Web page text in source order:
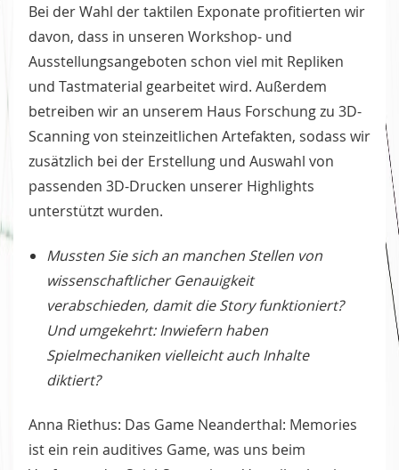
Bei der Wahl der taktilen Exponate profitierten wir
davon, dass in unseren Workshop- und
Ausstellungsangeboten schon viel mit Repliken
und Tastmaterial gearbeitet wird. Außerdem
betreiben wir an unserem Haus Forschung zu 3D-
Scanning von steinzeitlichen Artefakten, sodass wir
zusätzlich bei der Erstellung und Auswahl von
passenden 3D-Drucken unserer Highlights
unterstützt wurden.
Mussten Sie sich an manchen Stellen von
wissenschaftlicher Genauigkeit
verabschieden, damit die Story funktioniert?
Und umgekehrt: Inwiefern haben
Spielmechaniken vielleicht auch Inhalte
diktiert?
Anna Riethus: Das Game Neanderthal: Memories
ist ein rein auditives Game, was uns beim